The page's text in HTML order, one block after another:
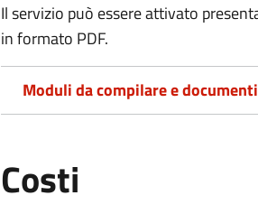
Il servizio può essere attivato
in formato PDF.
Moduli da compilare e
Costi